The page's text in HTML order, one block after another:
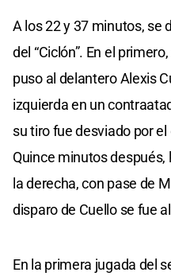
A los 22 y 37 minutos, se
del “Ciclón”. En el
puso al delantero Alexis
izquierda en un
su tiro fue desviado por
Quince minutos
la derecha, con pase de
disparo de Cuello se fue
En la primera jugada del